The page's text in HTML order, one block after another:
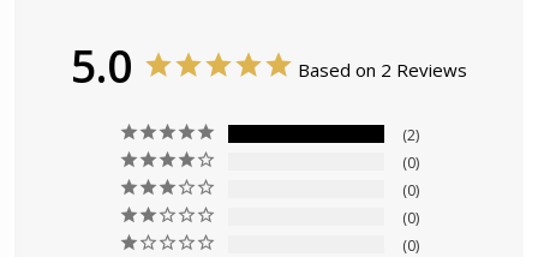
5.0 Based on 2 Reviews
2
0
0
0
0